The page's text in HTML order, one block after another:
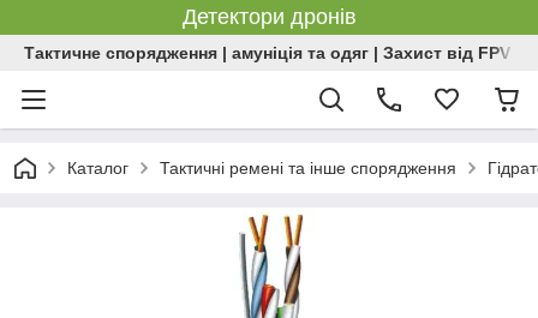
Детектори дронів
Тактичне спорядження | амуніція та одяг | Захист від FPV |
Каталог Тактичні ремені та інше спорядження